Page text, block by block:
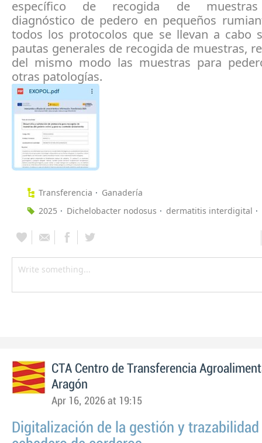
específico de recogida de
diagnóstico de pedero en pequeños
todos los protocolos que se llevan a cabo
pautas generales de recogida de muestras,
del mismo modo las muestras para
otras patologías.
Transferencia
Ganadería
2025
Dichelobacter nodosus dermatitis interdigital
CTA Centro de Transferencia
Aragón
Apr 16, 2026 at 19:15
Digitalización de la gestión y trazabilidad